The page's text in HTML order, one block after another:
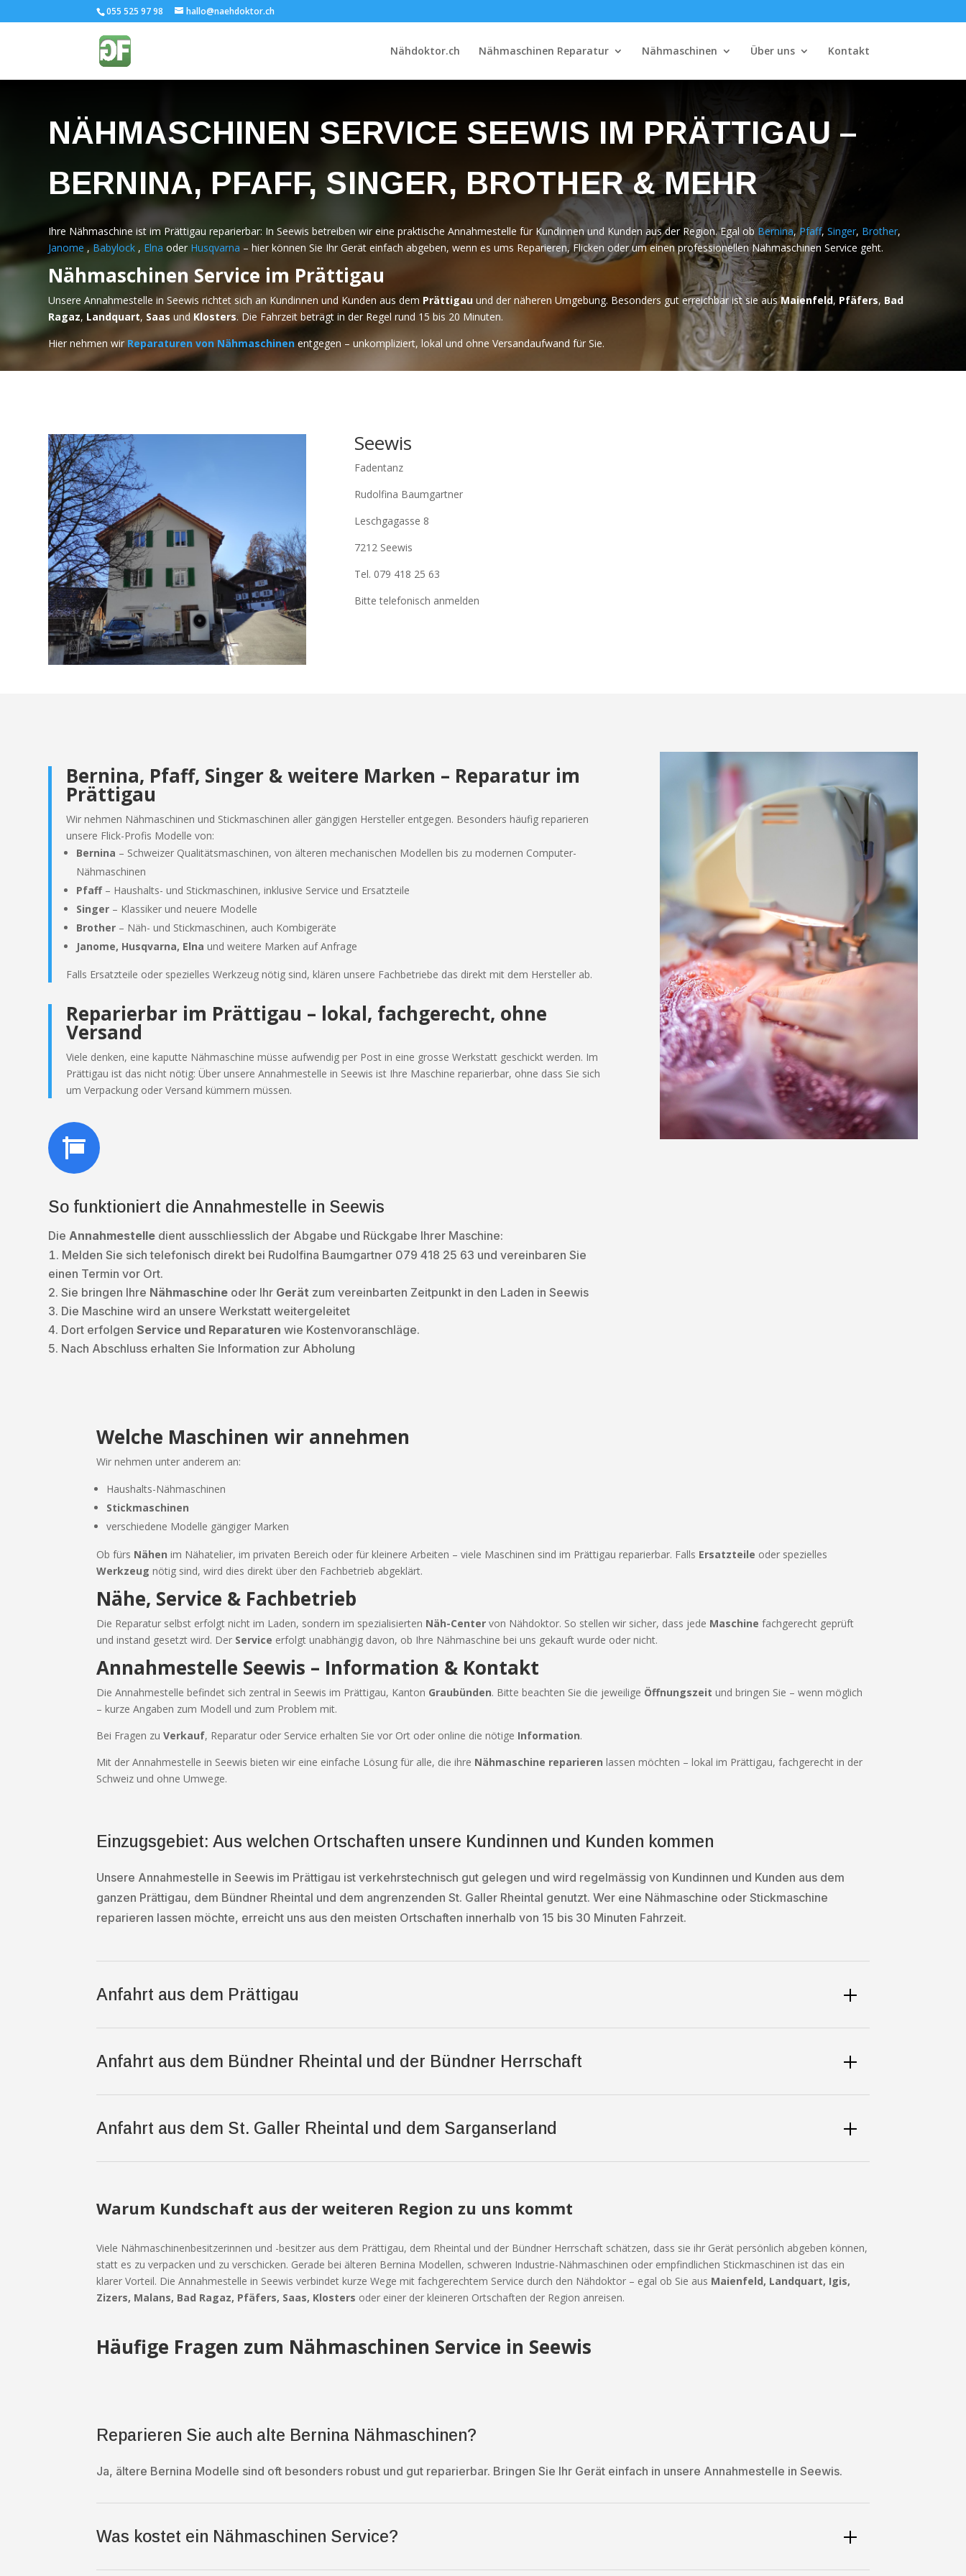
055 525 97 98 hallo@naehdoktor.ch
Nähdoktor.ch Nähmaschinen Reparatur Nähmaschinen Über uns Kontakt
NÄHMASCHINEN SERVICE SEEWIS IM PRÄTTIGAU –
BERNINA, PFAFF, SINGER, BROTHER & MEHR
Ihre Nähmaschine ist im Prättigau reparierbar: In Seewis betreiben wir eine praktische Annahmestelle für Kundinnen und Kunden aus der Region. Egal obBernina,Pfaff,Singer, Brother,
Janome,Babylock , Elna oder Husqvarna – hier können Sie Ihr Gerät einfach abgeben, wenn es ums Reparieren, Flicken oder um einen professionellen Nähmaschinen Service geht.
Nähmaschinen Service im Prättigau
Unsere Annahmestelle in Seewis richtet sich an Kundinnen und Kunden aus dem Prättigau und der näheren Umgebung. Besonders gut erreichbar ist sie ausMaienfeld, Pfäfers, Bad
Ragaz, Landquart, Saas und Klosters. Die Fahrzeit beträgt in der Regel rund 15 bis 20 Minuten.
Hier nehmen wir Reparaturen von Nähmaschinen entgegen – unkompliziert, lokal und ohne Versandaufwand für Sie.
Seewis
Fadentanz
Rudolfina Baumgartner
Leschgagasse 8
7212 Seewis
Tel. 079 418 25 63
Bitte telefonisch anmelden
Bernina, Pfaff, Singer & weitere Marken – Reparatur im
Prättigau
Wir nehmen Nähmaschinen und Stickmaschinen aller gängigen Hersteller entgegen. Besonders häufig reparieren
unsere Flick-Profis Modelle von:
Bernina – Schweizer Qualitätsmaschinen, von älteren mechanischen Modellen bis zu modernen Computer-
Nähmaschinen
Pfaff– Haushalts- und Stickmaschinen, inklusive Service und Ersatzteile
Singer – Klassiker und neuere Modelle
Brother – Näh- und Stickmaschinen, auch Kombigeräte
Janome, Husqvarna, Elna und weitere Marken auf Anfrage
Falls Ersatzteile oder spezielles Werkzeug nötig sind, klären unsere Fachbetriebe das direkt mit dem Hersteller ab.
Reparierbar im Prättigau – lokal, fachgerecht, ohne
Versand
Viele denken, eine kaputte Nähmaschine müsse aufwendig per Post in eine grosse Werkstatt geschickt werden. Im
Prättigau ist das nicht nötig: Über unsere Annahmestelle in Seewis ist Ihre Maschine reparierbar, ohne dass Sie sich
um Verpackung oder Versand kümmern müssen.

So funktioniert die Annahmestelle in Seewis
DieAnnahmestelle dient ausschliesslich der Abgabe und Rückgabe Ihrer Maschine:
Melden Sie sich telefonisch direkt bei Rudolfina Baumgartner 079 418 25 63 und vereinbaren Sie
einen Termin vor Ort.
Sie bringen Ihre Nähmaschine oder Ihr Gerät zum vereinbarten Zeitpunkt in den Laden in Seewis
Die Maschine wird an unsere Werkstatt weitergeleitet
Dort erfolgenService und Reparaturen wie Kostenvoranschläge.
Nach Abschluss erhalten Sie Information zur Abholung
Welche Maschinen wir annehmen
Wir nehmen unter anderem an:
Haushalts-Nähmaschinen
Stickmaschinen
verschiedene Modelle gängiger Marken
Ob fürs Nähen im Nähatelier, im privaten Bereich oder für kleinere Arbeiten – viele Maschinen sind im Prättigau reparierbar. Falls Ersatzteile oder spezielles
Werkzeug nötig sind, wird dies direkt über den Fachbetrieb abgeklärt.
Nähe, Service & Fachbetrieb
Die Reparatur selbst erfolgt nicht im Laden, sondern im spezialisierten Näh-Center von Nähdoktor. So stellen wir sicher, dass jede Maschine fachgerecht geprüft
und instand gesetzt wird. Der Service erfolgt unabhängig davon, ob Ihre Nähmaschine bei uns gekauft wurde oder nicht.
Annahmestelle Seewis – Information & Kontakt
Die Annahmestelle befindet sich zentral in Seewis im Prättigau, Kanton Graubünden. Bitte beachten Sie die jeweilige Öffnungszeit und bringen Sie – wenn möglich
– kurze Angaben zum Modell und zum Problem mit.
Bei Fragen zuVerkauf, Reparatur oder Service erhalten Sie vor Ort oder online die nötige Information.
Mit der Annahmestelle in Seewis bieten wir eine einfache Lösung für alle, die ihre Nähmaschine reparieren lassen möchten – lokal im Prättigau, fachgerecht in der
Schweiz und ohne Umwege.
Einzugsgebiet: Aus welchen Ortschaften unsere Kundinnen und Kunden kommen
Unsere Annahmestelle in Seewis im Prättigau ist verkehrstechnisch gut gelegen und wird regelmässig von Kundinnen und Kunden aus dem
ganzen Prättigau, dem Bündner Rheintal und dem angrenzenden St. Galler Rheintal genutzt. Wer eine Nähmaschine oder Stickmaschine
reparieren lassen möchte, erreicht uns aus den meisten Ortschaften innerhalb von 15 bis 30 Minuten Fahrzeit.
Anfahrt aus dem Prättigau
Anfahrt aus dem Bündner Rheintal und der Bündner Herrschaft
Anfahrt aus dem St. Galler Rheintal und dem Sarganserland
Warum Kundschaft aus der weiteren Region zu uns kommt
Viele Nähmaschinenbesitzerinnen und -besitzer aus dem Prättigau, dem Rheintal und der Bündner Herrschaft schätzen, dass sie ihr Gerät persönlich abgeben können,
statt es zu verpacken und zu verschicken. Gerade bei älteren Bernina Modellen, schweren Industrie-Nähmaschinen oder empfindlichen Stickmaschinen ist das ein
klarer Vorteil. Die Annahmestelle in Seewis verbindet kurze Wege mit fachgerechtem Service durch den Nähdoktor – egal ob Sie aus Maienfeld, Landquart, Igis,
Zizers, Malans, Bad Ragaz, Pfäfers, Saas, Klosters oder einer der kleineren Ortschaften der Region anreisen.
Häufige Fragen zum Nähmaschinen Service in Seewis
Reparieren Sie auch alte Bernina Nähmaschinen?
Ja, ältere Bernina Modelle sind oft besonders robust und gut reparierbar. Bringen Sie Ihr Gerät einfach in unsere Annahmestelle in Seewis.
Was kostet ein Nähmaschinen Service?